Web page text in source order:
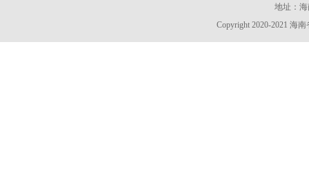
地址：
Copyright 2020-2021 海